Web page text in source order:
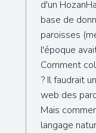
d'un
base de
paroisses
l'époque
Comment
? Il faudrait
web des
Mais
langage